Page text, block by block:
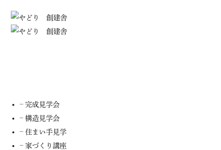
– 完成見学会
– 構造見学会
– 住まい手見学
– 家づくり講座